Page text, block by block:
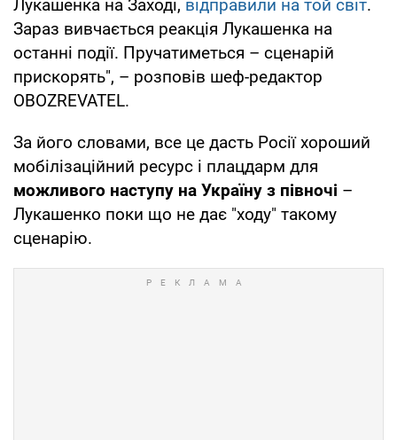
Лукашенка на Заході, відправили на той світ.
Зараз вивчається реакція Лукашенка на
останні події. Пручатиметься – сценарій
прискорять", – розповів шеф-редактор
OBOZREVATEL.
За його словами, все це дасть Росії хороший
мобілізаційний ресурс і плацдарм для
можливого наступу на Україну з півночі –
Лукашенко поки що не дає "ходу" такому
сценарію.